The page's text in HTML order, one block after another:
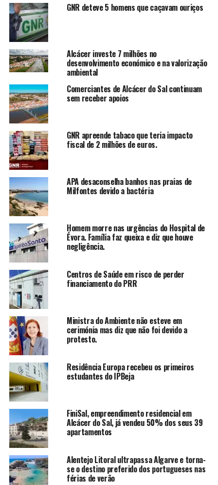
GNR deteve 5 homens que caçavam ouriços
Alcácer investe 7 milhões no
desenvolvimento económico e na valorização
ambiental
Comerciantes de Alcácer do Sal continuam
sem receber apoios
GNR apreende tabaco que teria impacto
fiscal de 2 milhões de euros.
APA desaconselha banhos nas praias de
Milfontes devido a bactéria
Homem morre nas urgências do Hospital de
Évora. Família faz queixa e diz que houve
negligência.
Centros de Saúde em risco de perder
financiamento do PRR
Ministra do Ambiente não esteve em
cerimónia mas diz que não foi devido a
protesto.
Residência Europa recebeu os primeiros
estudantes do IPBeja
FiniSal, empreendimento residencial em
Alcácer do Sal, já vendeu 50% dos seus 39
apartamentos
Alentejo Litoral ultrapassa Algarve e torna-
se o destino preferido dos portugueses nas
férias de verão